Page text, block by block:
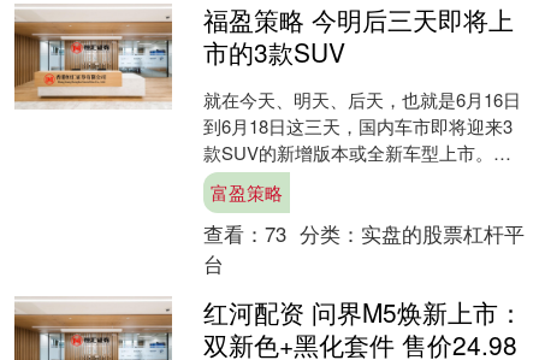
福盈策略 今明后三天即将上
市的3款SUV
就在今天、明天、后天，也就是6月16日
到6月18日这三天，国内车市即将迎来3
款SUV的新增版本或全新车型上市。近
期有想购买SUV的车友们可以一起来了
解一下： 6....
富盈策略
查看： 73 分类： 实盘的股票杠杆平
台
红河配资 问界M5焕新上市：
双新色+黑化套件 售价24.98